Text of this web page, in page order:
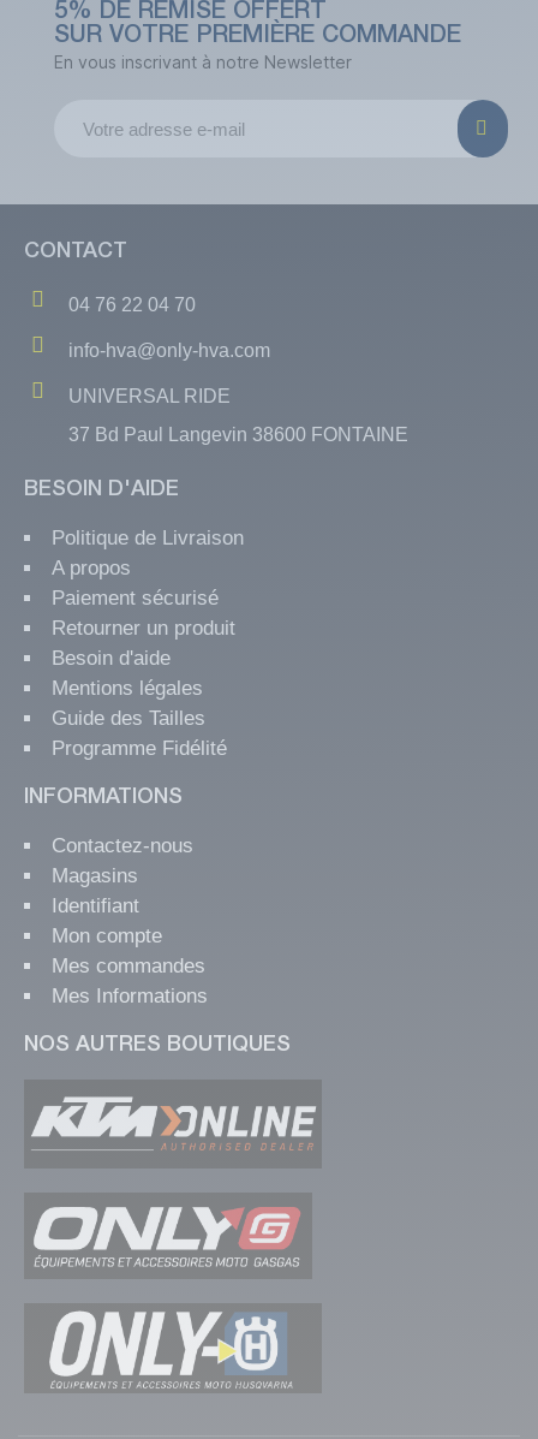
5% DE REMISE OFFERT
SUR VOTRE PREMIÈRE COMMANDE
En vous inscrivant à notre Newsletter
CONTACT
04 76 22 04 70
info-hva@only-hva.com
UNIVERSAL RIDE
37 Bd Paul Langevin 38600 FONTAINE
BESOIN D'AIDE
Politique de Livraison
A propos
Paiement sécurisé
Retourner un produit
Besoin d'aide
Mentions légales
Guide des Tailles
Programme Fidélité
INFORMATIONS
Contactez-nous
Magasins
Identifiant
Mon compte
Mes commandes
Mes Informations
NOS AUTRES BOUTIQUES